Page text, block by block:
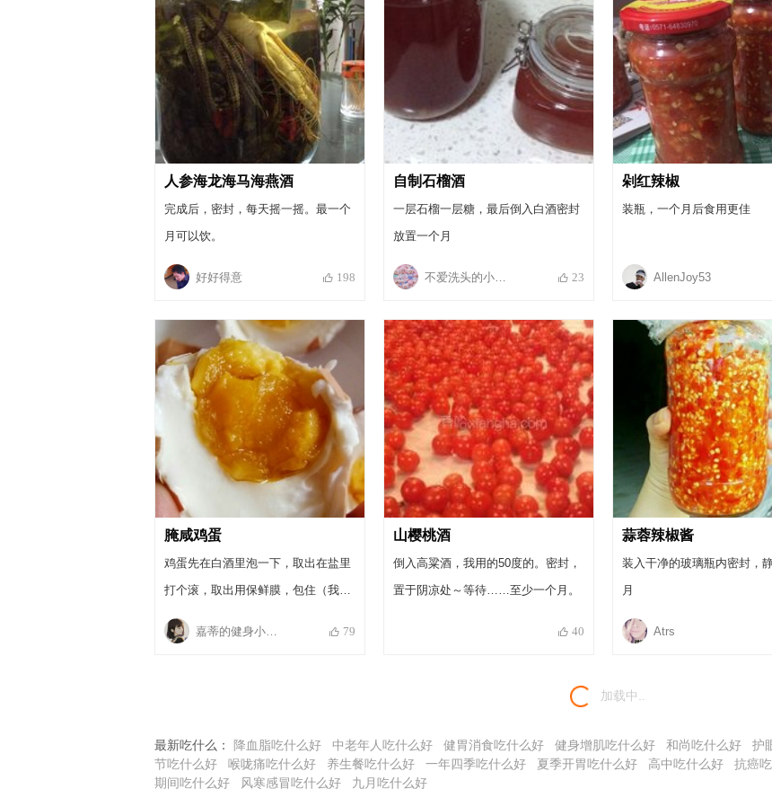
人参海龙海马海燕酒
完成后，密封，每天摇一摇。最一个
月可以饮。
好好得意 198
自制石榴酒
一层石榴一层糖，最后倒入白酒密封
放置一个月
不爱洗头的小丸子 23
剁红辣椒
装瓶，一个月后食用更佳
AllenJoy53
腌咸鸡蛋
鸡蛋先在白酒里泡一下，取出在盐里
打个滚，取出用保鲜膜，包住（我又
用了小皮筋）放在桶里密封，放在常
温一个月（我用了一个月零五天，今
嘉蒂的健身小厨房 79
山樱桃酒
倒入高粱酒，我用的50度的。密封，
置于阴凉处～等待……至少一个月。
40
蒜蓉辣椒酱
装入干净的玻璃瓶内密封，
月
Atrs
加载中..
最新吃什么： 降血脂吃什么好 中老年人吃什么好 健胃消食吃什么好 健身增肌吃什么好 和尚吃什么好 护
节吃什么好
喉咙痛吃什么好 养生餐吃什么好 一年四季吃什么好 夏季开胃吃什么好 高中吃什么好 抗癌
期间吃什么好
风寒感冒吃什么好 九月吃什么好